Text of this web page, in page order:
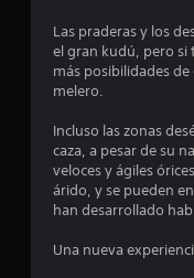
Las praderas y los
el gran kudú, pero si
más posibilidades
melero.
Incluso las zonas
caza, a pesar de su
veloces y ágiles
árido, y se pueden
han desarrollado
Una nueva